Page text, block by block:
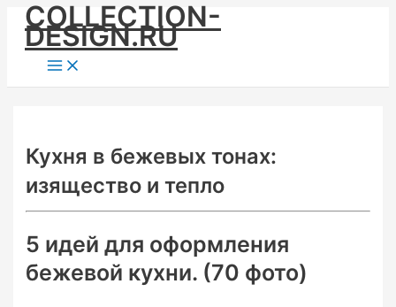
Skip
content
COLLECTION-
DESIGN.RU
Main
Menu
Кухня в бежевых тонах:
изящество и тепло
5 идей для оформления
бежевой кухни. (70 фото)